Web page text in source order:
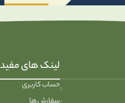
لینک های مفید
حساب کاربری